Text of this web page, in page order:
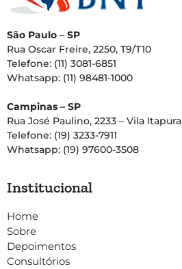
São Paulo – SP
Rua Oscar Freire, 2250, T9/T10
Telefone: (11) 3081-6851
Whatsapp: (11) 98481-1000
Campinas – SP
Rua José Paulino, 2233 – Vila Itapura
Telefone: (19) 3233-7911
Whatsapp: (19) 97600-3508
Institucional
Home
Sobre
Depoimentos
Consultórios